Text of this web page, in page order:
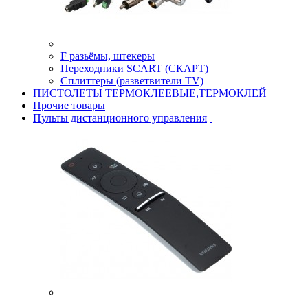
F разьёмы, штекеры
Переходники SCART (СКАРТ)
Сплиттеры (разветвители TV)
ПИСТОЛЕТЫ ТЕРМОКЛЕЕВЫЕ,ТЕРМОКЛЕЙ
Прочие товары
Пульты дистанционного управления